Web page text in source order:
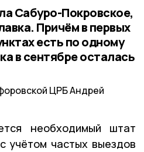
Сабуро-Покровское,
Причём в первых
есть по одному
в сентябре осталась
ЦРБ Андрей
необходимый штат
учётом частых выездов